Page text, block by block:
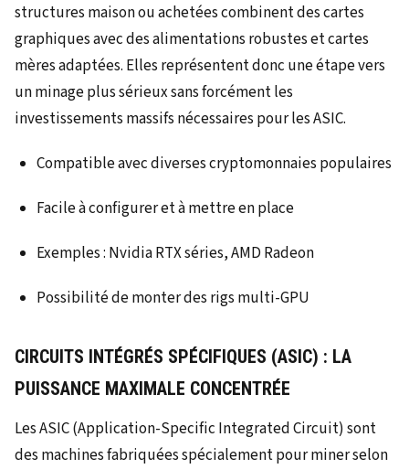
structures maison ou achetées combinent des cartes
graphiques avec des alimentations robustes et cartes
mères adaptées. Elles représentent donc une étape vers
un minage plus sérieux sans forcément les
investissements massifs nécessaires pour les ASIC.
Compatible avec diverses cryptomonnaies populaires
Facile à configurer et à mettre en place
Exemples : Nvidia RTX séries, AMD Radeon
Possibilité de monter des rigs multi-GPU
CIRCUITS INTÉGRÉS SPÉCIFIQUES (ASIC) : LA
PUISSANCE MAXIMALE CONCENTRÉE
Les ASIC (Application-Specific Integrated Circuit) sont
des machines fabriquées spécialement pour miner selon